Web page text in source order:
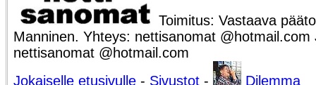
Toimitus: Vastaava
Manninen. Yhteys: nettisanomat @hotmail.com
nettisanomat @hotmail.com
Jokaiselle etusivulle - Sivustot -
Dilemma